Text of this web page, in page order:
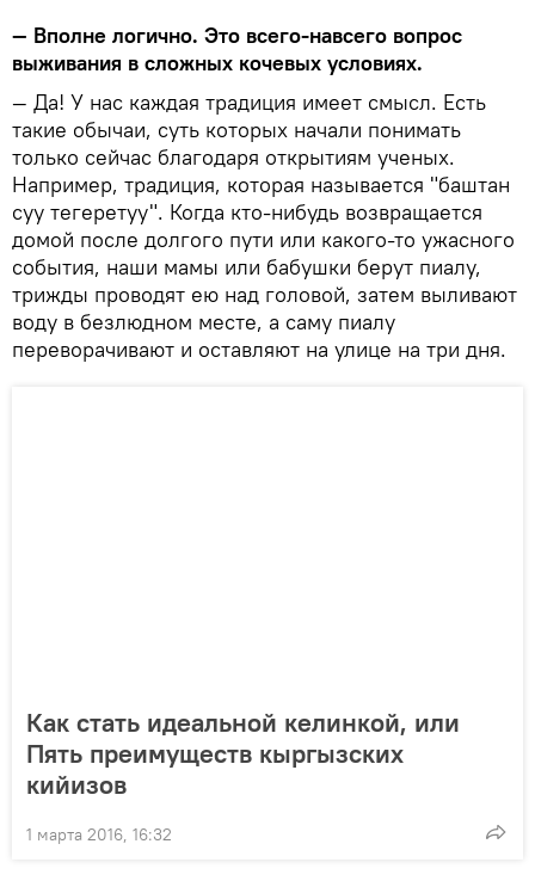
— Вполне логично. Это всего-навсего вопрос
выживания в сложных кочевых условиях.
— Да! У нас каждая традиция имеет смысл. Есть
такие обычаи, суть которых начали понимать
только сейчас благодаря открытиям ученых.
Например, традиция, которая называется "баштан
суу тегеретуу". Когда кто-нибудь возвращается
домой после долгого пути или какого-то ужасного
события, наши мамы или бабушки берут пиалу,
трижды проводят ею над головой, затем выливают
воду в безлюдном месте, а саму пиалу
переворачивают и оставляют на улице на три дня.
Как стать идеальной келинкой, или
Пять преимуществ кыргызских
кийизов
1 марта 2016, 16:32